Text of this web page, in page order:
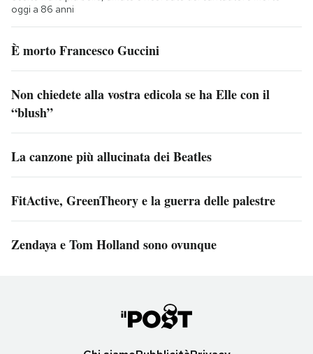
oggi a 86 anni
È morto Francesco Guccini
Non chiedete alla vostra edicola se ha Elle con il
“blush”
La canzone più allucinata dei Beatles
FitActive, GreenTheory e la guerra delle palestre
Zendaya e Tom Holland sono ovunque